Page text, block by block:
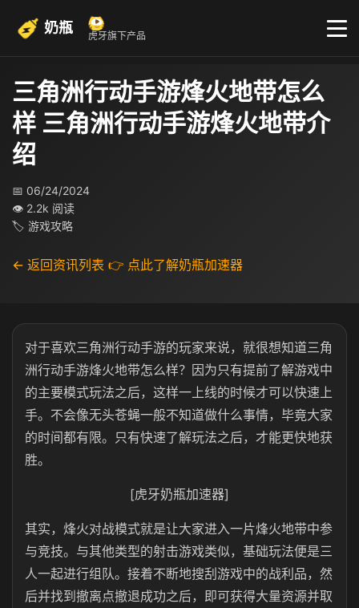
奶瓶 虎牙旗下产品
三角洲行动手游烽火地带怎么
样 三角洲行动手游烽火地带介
绍
📅 06/24/2024
👁 2.2k 阅读
🏷 游戏攻略
← 返回资讯列表 👉 点此了解奶瓶加速器
对于喜欢三角洲行动手游的玩家来说，就很想知道三角
洲行动手游烽火地带怎么样？因为只有提前了解游戏中
的主要模式玩法之后，这样一上线的时候才可以快速上
手。不会像无头苍蝇一般不知道做什么事情，毕竟大家
的时间都有限。只有快速了解玩法之后，才能更快地获
胜。
[虎牙奶瓶加速器]
其实，烽火对战模式就是让大家进入一片烽火地带中参
与竞技。与其他类型的射击游戏类似，基础玩法便是三
人一起进行组队。接着不断地搜刮游戏中的战利品，然
后并找到撤离点撤退成功之后，即可获得大量资源并取